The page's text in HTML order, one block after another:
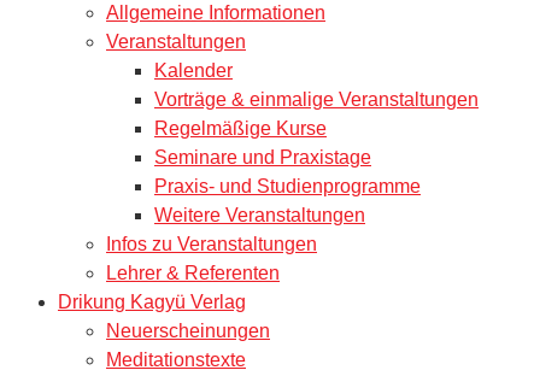
Allgemeine Informationen
Veranstaltungen
Kalender
Vorträge & einmalige Veranstaltungen
Regelmäßige Kurse
Seminare und Praxistage
Praxis- und Studienprogramme
Weitere Veranstaltungen
Infos zu Veranstaltungen
Lehrer & Referenten
Drikung Kagyü Verlag
Neuerscheinungen
Meditationstexte